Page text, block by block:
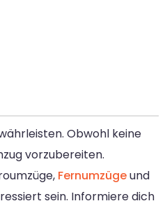
Obwohl keine
vorzubereiten.
Fernumzügeund
sein. Informiere dich